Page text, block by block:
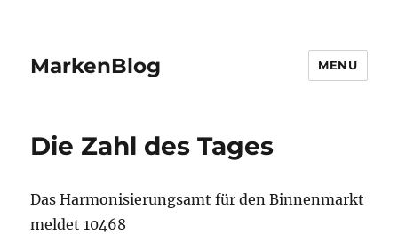
MarkenBlog MENU
Die Zahl des Tages
Das Harmonisierungsamt für den Binnenmarkt
meldet 10468